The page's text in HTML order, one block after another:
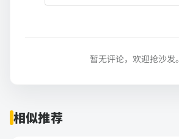
暂无评论，欢迎抢沙发。
相似推荐